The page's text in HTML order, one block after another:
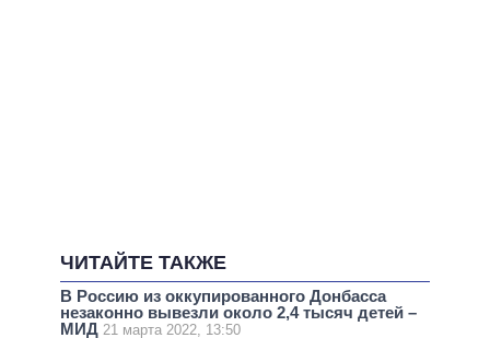
ЧИТАЙТЕ ТАКЖЕ
В Россию из оккупированного Донбасса
незаконно вывезли около 2,4 тысяч детей –
МИД 21 марта 2022, 13:50